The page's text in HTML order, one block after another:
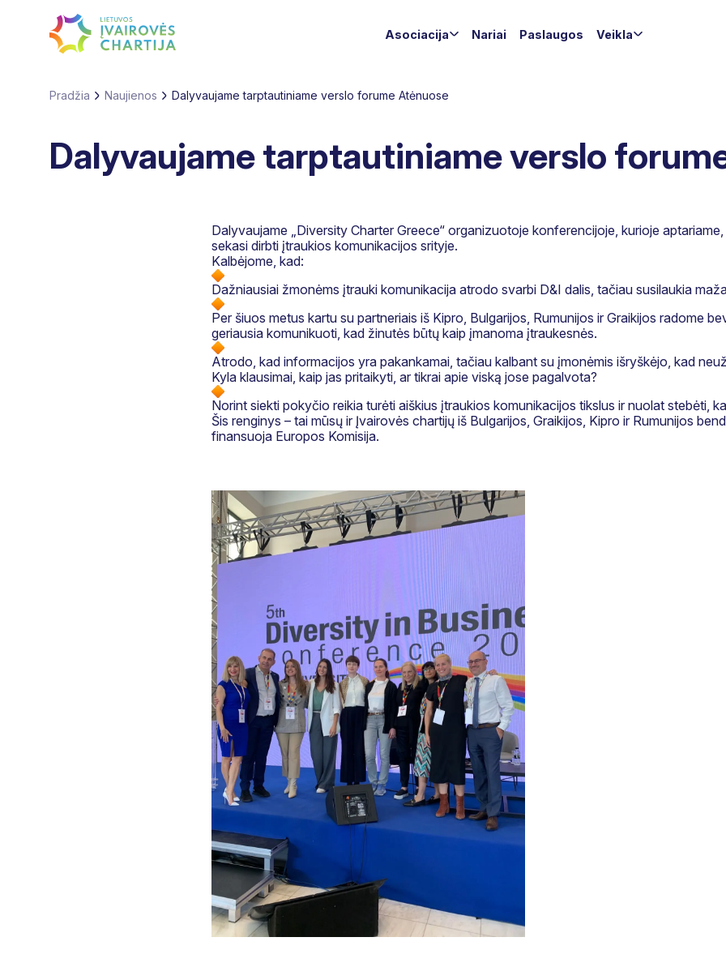
Asociacija Nariai Paslaugos Veikla
Pradžia Naujienos Dalyvaujame tarptautiniame verslo forume Atėnuose
Dalyvaujame tarptautiniame verslo
Dalyvaujame „Diversity Charter Greece“ organizuotoje konferencijoje, kurioje
sekasi dirbti įtraukios komunikacijos srityje.
Kalbėjome, kad:
Dažniausiai žmonėms įtrauki komunikacija atrodo svarbi D&I dalis, tačiau susilaukia
Per šiuos metus kartu su partneriais iš Kipro, Bulgarijos, Rumunijos ir Graikijos radome
geriausia komunikuoti, kad žinutės būtų kaip įmanoma įtraukesnės.
Atrodo, kad informacijos yra pakankamai, tačiau kalbant su įmonėmis išryškėjo, kad
Kyla klausimai, kaip jas pritaikyti, ar tikrai apie viską jose pagalvota?
Norint siekti pokyčio reikia turėti aiškius įtraukios komunikacijos tikslus ir nuolat stebėti,
Šis renginys – tai mūsų ir Įvairovės chartijų iš Bulgarijos, Graikijos, Kipro ir Rumunijos
finansuoja Europos Komisija.